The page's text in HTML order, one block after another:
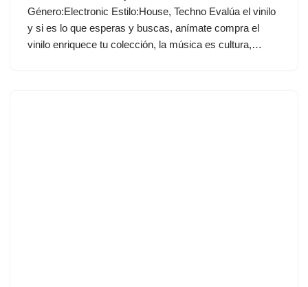
Género:Electronic Estilo:House, Techno Evalúa el vinilo
y si es lo que esperas y buscas, anímate compra el
vinilo enriquece tu colección, la música es cultura,…